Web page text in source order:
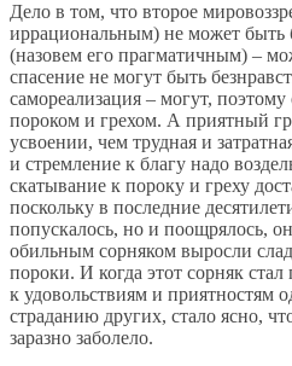
Дело в том, что второе
иррациональным) не может быть
(назовем его прагматичным) –
спасение не могут быть
самореализация – могут,
пороком и грехом. А приятный
усвоении, чем трудная и
и стремление к благу надо
скатывание к пороку и греху
поскольку в последние
попускалось, но и поощрялось,
обильным сорняком выросли
пороки. И когда этот сорняк
к удовольствиям и приятностям
страданию других, стало ясно,
заразно заболело.